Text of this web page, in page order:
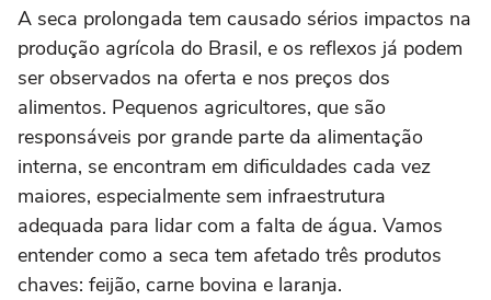
A seca prolongada tem causado sérios impactos na
produção agrícola do Brasil, e os reflexos já podem
ser observados na oferta e nos preços dos
alimentos. Pequenos agricultores, que são
responsáveis por grande parte da alimentação
interna, se encontram em dificuldades cada vez
maiores, especialmente sem infraestrutura
adequada para lidar com a falta de água. Vamos
entender como a seca tem afetado três produtos
chaves: feijão, carne bovina e laranja.